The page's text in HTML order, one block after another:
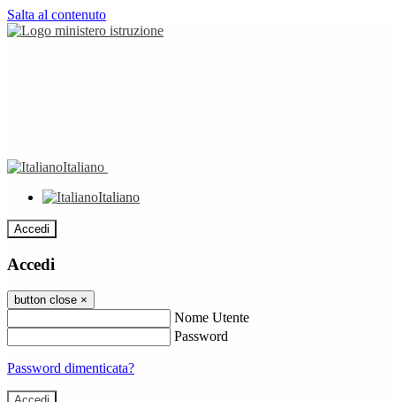
Salta al contenuto
Italiano
Italiano
Accedi
Accedi
button close ×
Nome Utente
Password
Password dimenticata?